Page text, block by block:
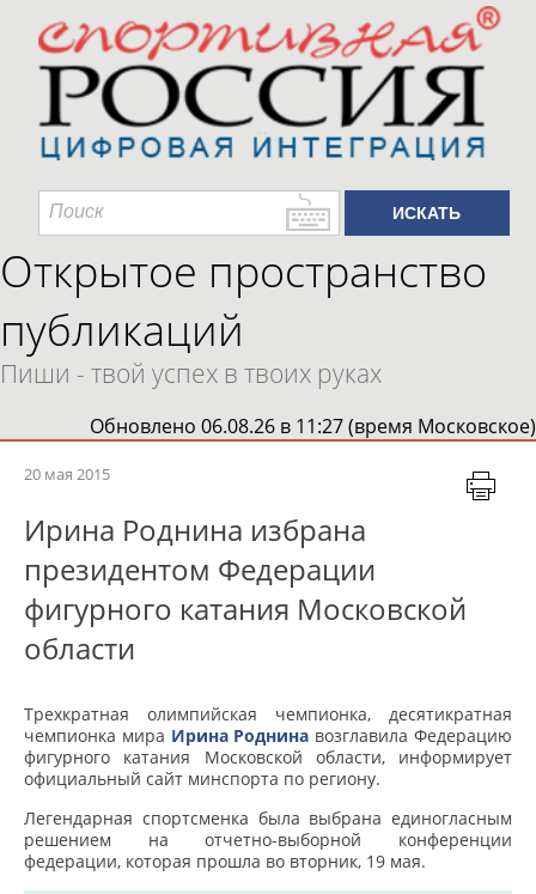
Открытое пространство
публикаций
Пиши - твой успех в твоих руках
Обновлено 06.08.26 в 11:27 (время Московское)
20 мая 2015
Ирина Роднина избрана
президентом Федерации
фигурного катания Московской
области
Трехкратная олимпийская чемпионка, десятикратная
чемпионка мира Ирина Роднина возглавила Федерацию
фигурного катания Московской области, информирует
официальный сайт минспорта по региону.
Легендарная спортсменка была выбрана единогласным
решением на отчетно-выборной конференции
федерации, которая прошла во вторник, 19 мая.